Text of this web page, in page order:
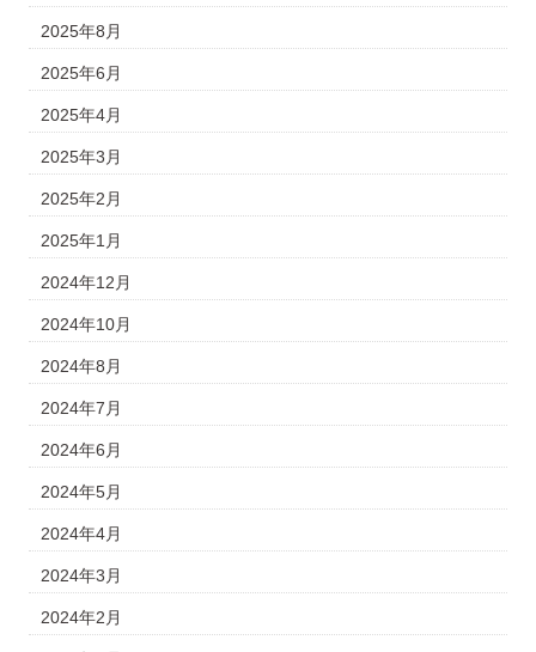
2025年8月
2025年6月
2025年4月
2025年3月
2025年2月
2025年1月
2024年12月
2024年10月
2024年8月
2024年7月
2024年6月
2024年5月
2024年4月
2024年3月
2024年2月